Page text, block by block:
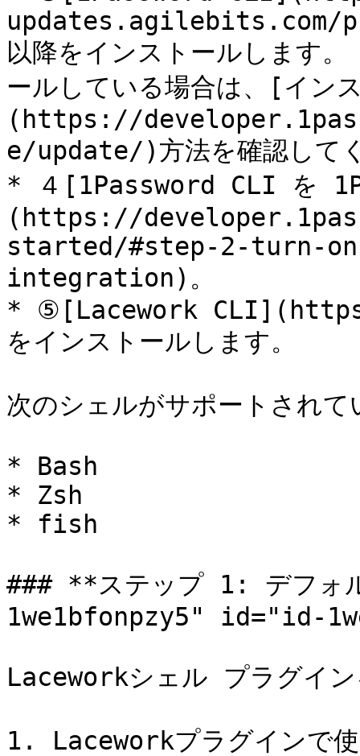
updates.agilebits.com/
以降をインストールします
ールしている場合は、[イン
(https://
e/update/)方法を確認して
* ４[1Password CLI を
(https://
started/#step-2-turn-
integration)。
* ⑤[Lacework
をインストールします。
次のシェルがサポートされ
* Bash
* Zsh
* fish
### **ステップ 1: デフ
1we1bfonpzy5" id="id-
Laceworkシェル プラグイ
1. Laceworkプラグインで